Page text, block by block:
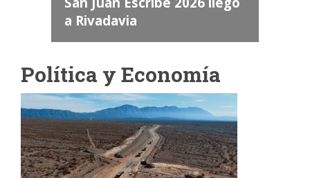
a Rivadavia
Política y Economía